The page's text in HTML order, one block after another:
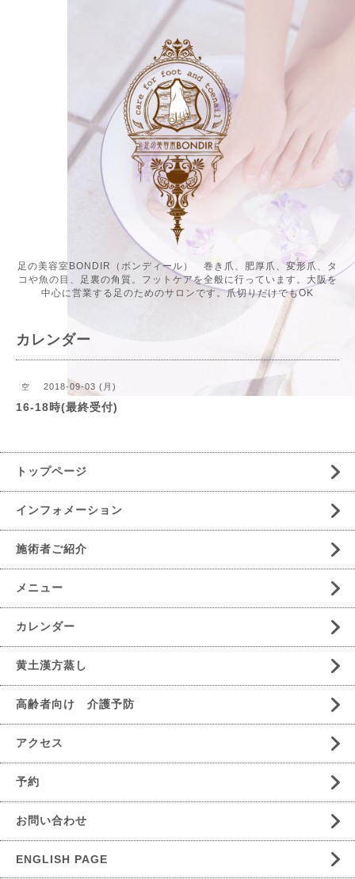
足の美容室BONDIR（ボンディール） 巻き爪、肥厚爪、変形爪、タ
コや魚の目、足裏の角質。フットケアを全般に行っています。大阪を
中心に営業する足のためのサロンです。爪切りだけでもOK
カレンダー
空 2018-09-03 (月)
16-18時(最終受付)
トップページ
インフォメーション
施術者ご紹介
メニュー
カレンダー
黄土漢方蒸し
高齢者向け 介護予防
アクセス
予約
お問い合わせ
ENGLISH PAGE